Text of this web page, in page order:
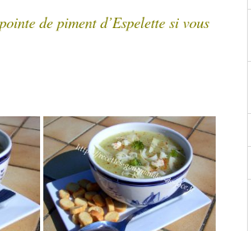
de piment d’Espelette si vous